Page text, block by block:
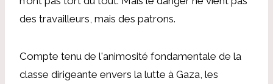
des travailleurs, mais des patrons.
Compte tenu de l'animosité fondamentale de la
classe dirigeante envers la lutte à Gaza, les